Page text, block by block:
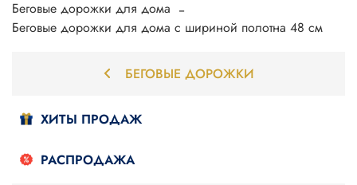
Беговые дорожки для дома
Беговые дорожки для дома с шириной полотна 48 см
БЕГОВЫЕ ДОРОЖКИ
ХИТЫ ПРОДАЖ
РАСПРОДАЖА